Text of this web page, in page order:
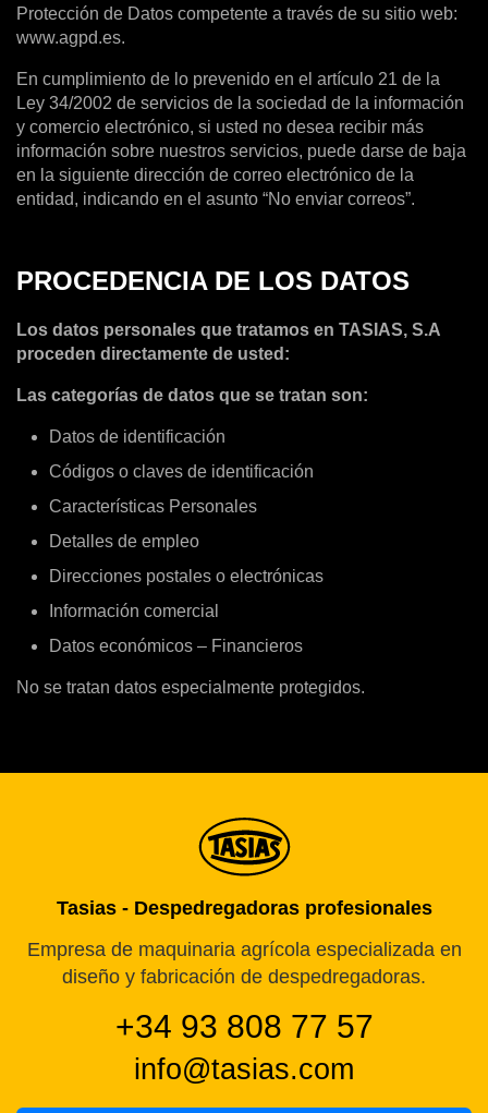
Protección de Datos competente a través de su sitio web:
www.agpd.es.
En cumplimiento de lo prevenido en el artículo 21 de la
Ley 34/2002 de servicios de la sociedad de la información
y comercio electrónico, si usted no desea recibir más
información sobre nuestros servicios, puede darse de baja
en la siguiente dirección de correo electrónico de la
entidad, indicando en el asunto “No enviar correos”.
PROCEDENCIA DE LOS DATOS
Los datos personales que tratamos en TASIAS, S.A
proceden directamente de usted:
Las categorías de datos que se tratan son:
Datos de identificación
Códigos o claves de identificación
Características Personales
Detalles de empleo
Direcciones postales o electrónicas
Información comercial
Datos económicos – Financieros
No se tratan datos especialmente protegidos.
Tasias - Despedregadoras profesionales
Empresa de maquinaria agrícola especializada en
diseño y fabricación de despedregadoras.
+34 93 808 77 57
info@tasias.com